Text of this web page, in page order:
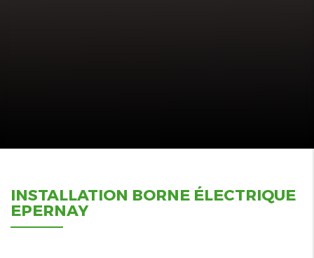
INSTALLATION BORNE ÉLECTRIQUE
EPERNAY